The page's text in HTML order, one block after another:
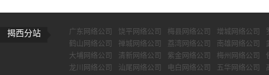
揭西分站 广东网络公司 饶平网络公司 梅县网络公司 增城网络公司
鹤山网络公司
禅城网络公司 荔湾网络公司 南雄网络公司
大埔网络公司
清新网络公司 紫金网络公司 梅州网络公司
龙川网络公司
汕尾网络公司 电白网络公司 五华网络公司